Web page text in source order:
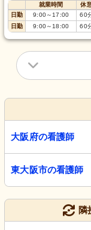
就業時間 休
日勤
9:00～17:00 60
日勤 9:00～18:00 60
大阪府の看護師
東大阪市の看護師
隣